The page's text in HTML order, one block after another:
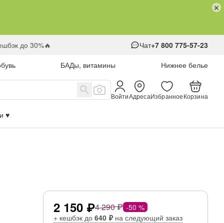
до 30%🔥 Чат+7 800 775-57-23
БАДы, витамины Нижнее белье
ВойтиАдресаИзбранноеКорзина
♥️
4 290 ₽ -50 %
2 150 ₽
+ кешбэк до 640 ₽ на следующий заказ